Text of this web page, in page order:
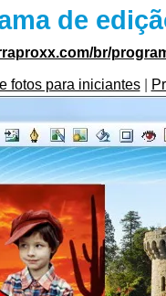
de
br/
fotos para iniciantes|